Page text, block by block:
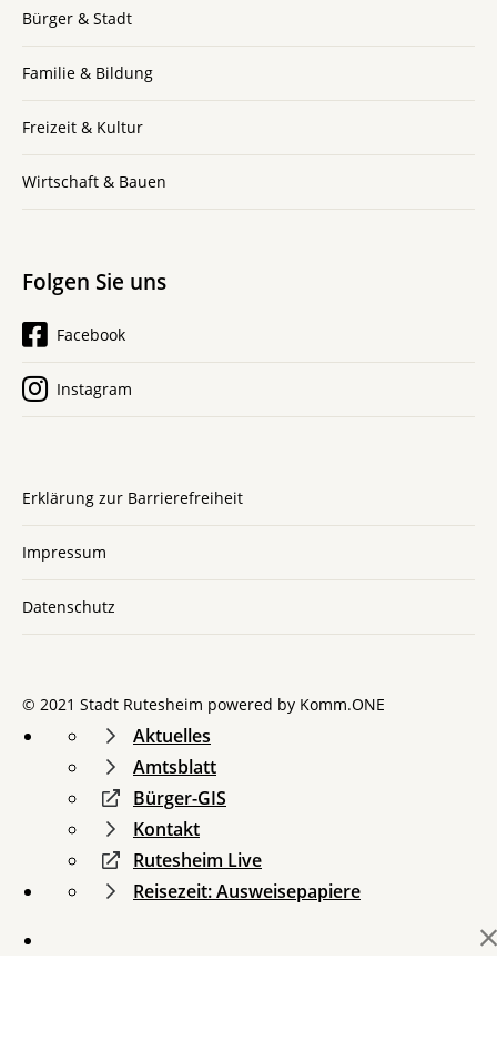
Bürger & Stadt
Familie & Bildung
Freizeit & Kultur
Wirtschaft & Bauen
Folgen Sie uns
Facebook
Instagram
Erklärung zur Barrierefreiheit
Impressum
Datenschutz
© 2021 Stadt Rutesheim powered by Komm.ONE
Aktuelles
Amtsblatt
Bürger-GIS
Kontakt
Rutesheim Live
Reisezeit: Ausweisepapiere